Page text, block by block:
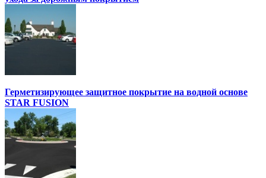
Герметизирующее защитное покрытие на водной основе
STAR FUSION